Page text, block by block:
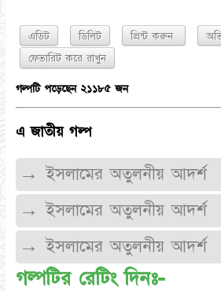
এডিট ডিলিট প্রিন্ট করুন
গল্পটি পড়েছেন ২১১৮৫ জন
এ জাতীয় গল্প
→ ইসলামের অতুলনীয় আদর্শ
→ ইসলামের অতুলনীয় আদর্শ
→ ইসলামের অতুলনীয় আদর্শ
গল্পটির রেটিং দিনঃ-